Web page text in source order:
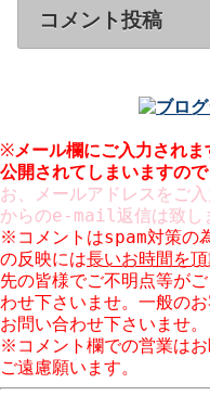
コメント投稿
※メール欄にご入力され
公開 されてしまいますの
お、メールアドレスをご
からのe-mail返信は致し
※コメントはspam対策の
の反映には長いお時間を
先の皆様でご不明点等が
わせ下さいませ。一般の
お問い合わせ下さいませ。
※コメント欄での営業は
ご遠慮願います。